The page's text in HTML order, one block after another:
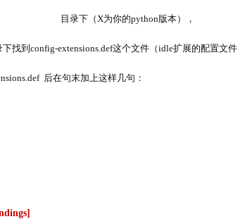
目录下（X为你的python版本），
找到 config-extensions.def这个文件（idle扩展的配置文件
后在句末加上这样几句：